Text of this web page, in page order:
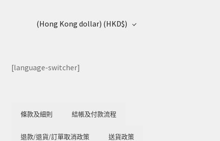
(Hong Kong dollar) (HKD$)
[language-switcher]
條款及細則 結帳及付款流程
退款/退貨/訂單取消政策 送貨政策